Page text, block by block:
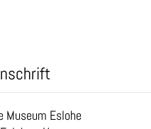
Museum Eslohe